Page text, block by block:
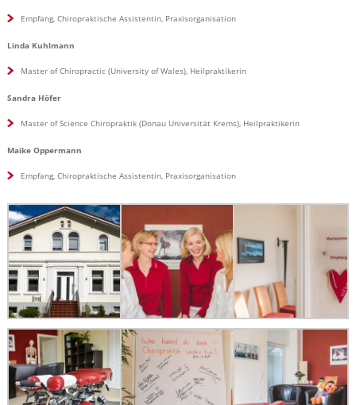
Empfang, Chiropraktische Assistentin, Praxisorganisation
Linda Kuhlmann
Master of Chiropractic (University of Wales), Heilpraktikerin
Sandra Höfer
Master of Science Chiropraktik (Donau Universität Krems), Heilpraktikerin
Maike Oppermann
Empfang, Chiropraktische Assistentin, Praxisorganisation